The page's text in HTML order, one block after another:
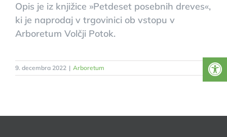
Opis je iz knjižice »Petdeset posebnih dreves«,
ki je naprodaj v trgovinici ob vstopu v
Arboretum Volčji Potok.
9. decembra 2022 | Arboretum